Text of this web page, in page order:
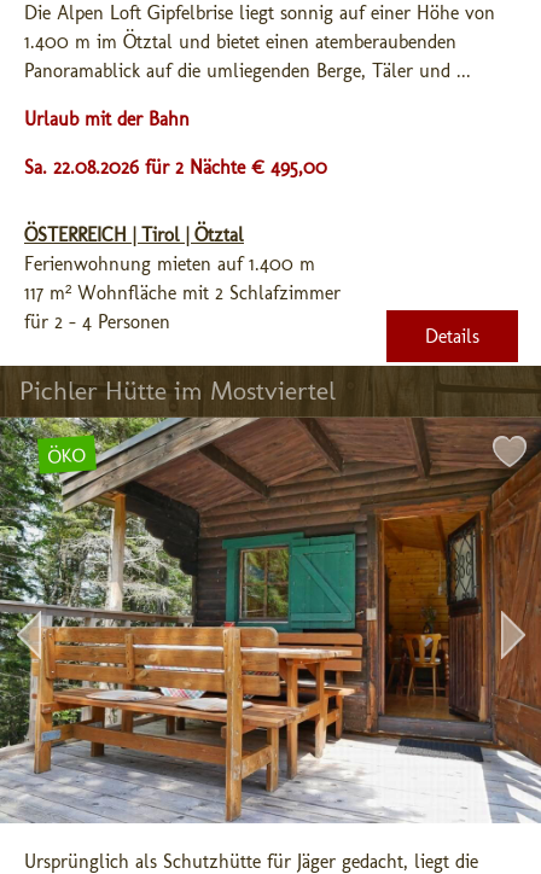
Die Alpen Loft Gipfelbrise liegt sonnig auf einer Höhe von
1.400 m im Ötztal und bietet einen atemberaubenden
Panoramablick auf die umliegenden Berge, Täler und ...
Urlaub mit der Bahn
Sa. 22.08.2026 für 2 Nächte € 495,00
ÖSTERREICH | Tirol | Ötztal
Ferienwohnung mieten auf 1.400 m
117 m² Wohnfläche mit 2 Schlafzimmer
für 2 - 4 Personen
Details
Pichler Hütte im Mostviertel
ÖKO
Ursprünglich als Schutzhütte für Jäger gedacht, liegt die